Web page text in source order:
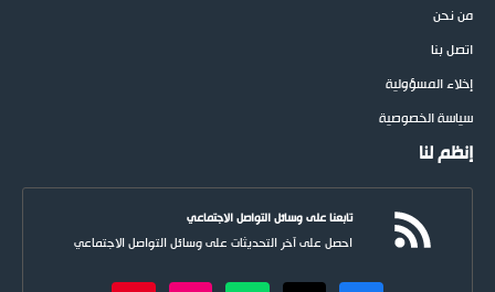
من نحن
اتصل بنا
إخلاء المسؤولية
سياسة الخصوصية
إنظم لنا
تابعنا على وسائل التواصل الاجتماعي
احصل على آخر التحديثات على وسائل التواصل الاجتماعي